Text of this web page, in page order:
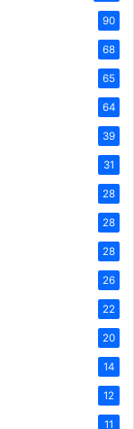
90
68
65
64
39
31
28
28
28
26
22
20
14
12
11